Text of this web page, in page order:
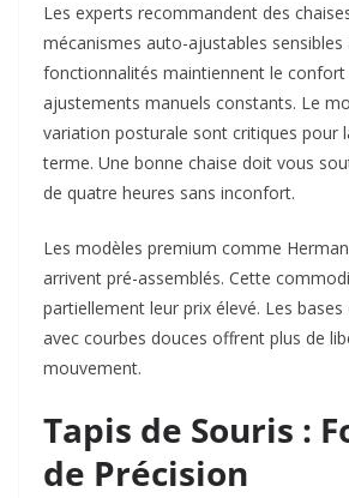
Les experts recommandent des
mécanismes auto-ajustables sensibles
fonctionnalités maintiennent le
ajustements manuels constants. Le
variation posturale sont critiques pour
terme. Une bonne chaise doit vous
de quatre heures sans inconfort.​
Les modèles premium comme
arrivent pré-assemblés. Cette
partiellement leur prix élevé. Les bases
avec courbes douces offrent plus de
mouvement.​
Tapis de Souris :
de Précision